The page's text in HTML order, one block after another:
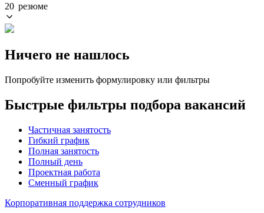
20 резюме
Ничего не нашлось
Попробуйте изменить формулировку или фильтры
Быстрые фильтры подбора вакансий
Частичная занятость
Гибкий график
Полная занятость
Полный день
Проектная работа
Сменный график
Корпоративная поддержка сотрудников